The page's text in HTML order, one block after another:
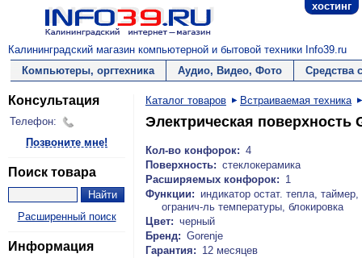
хостинг
Калининградский магазин компьютерной и бытовой техники Info39.ru
Компьютеры, оргтехника
Аудио, Видео, Фото Средства
Консультация
Телефон:
Позвоните мне!
Поиск товара
Расширенный поиск
Информация
Каталог товаров Встраиваемая техника
Электрическая поверхность
Кол-во конфорок: 4
Поверхность: стеклокерамика
Расширяемых конфорок: 1
Функции: индикатор остат. тепла,
огранич-ль температуры, блокировка
Цвет: черный
Бренд: Gorenje
Гарантия: 12 месяцев